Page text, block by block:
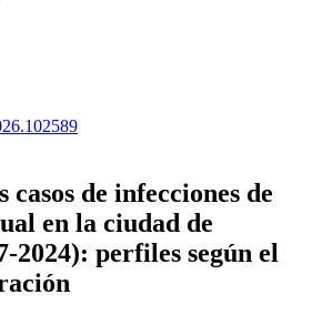
casos de infecciones de
en la ciudad de
2024): perfiles según el